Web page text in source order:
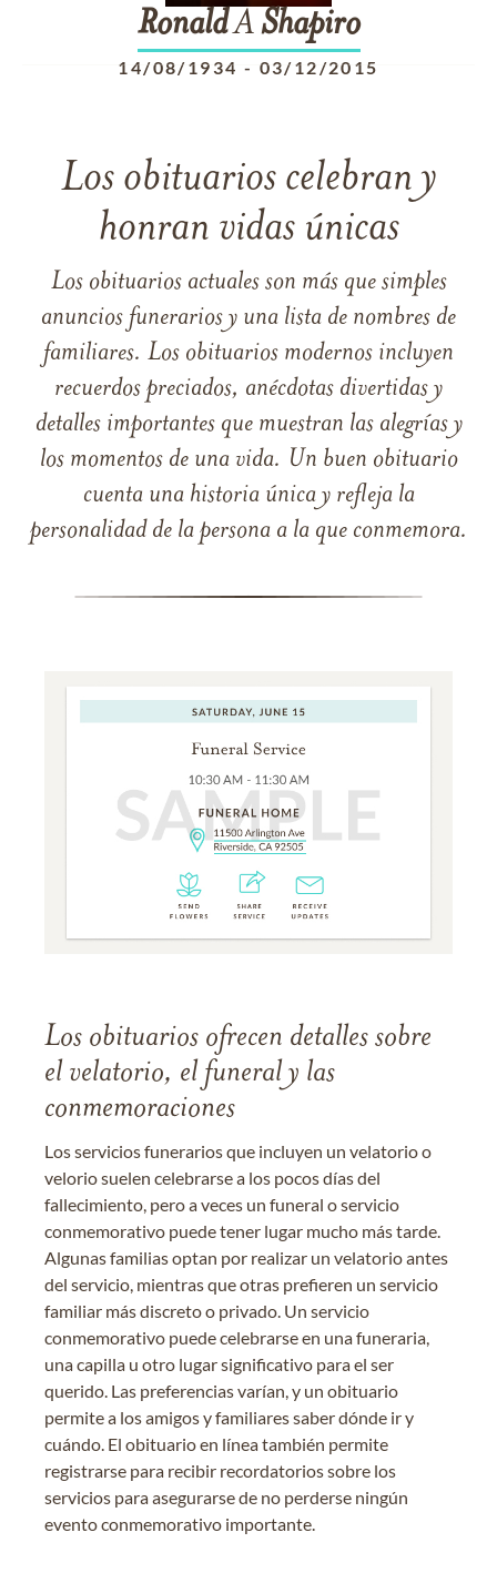
RonaldAShapiro
14/08/1934 - 03/12/2015
Los obituarios celebran y
honran vidas únicas
Los obituarios actuales son más que simples
anuncios funerarios y una lista de nombres de
familiares. Los obituarios modernos incluyen
recuerdos preciados, anécdotas divertidas y
detalles importantes que muestran las alegrías y
los momentos de una vida. Un buen obituario
cuenta una historia única y refleja la
personalidad de la persona a la que conmemora.
Los obituarios ofrecen detalles sobre
el velatorio, el funeral y las
conmemoraciones
Los servicios funerarios que incluyen un velatorio o
velorio suelen celebrarse a los pocos días del
fallecimiento, pero a veces un funeral o servicio
conmemorativo puede tener lugar mucho más tarde.
Algunas familias optan por realizar un velatorio antes
del servicio, mientras que otras prefieren un servicio
familiar más discreto o privado. Un servicio
conmemorativo puede celebrarse en una funeraria,
una capilla u otro lugar significativo para el ser
querido. Las preferencias varían, y un obituario
permite a los amigos y familiares saber dónde ir y
cuándo. El obituario en línea también permite
registrarse para recibir recordatorios sobre los
servicios para asegurarse de no perderse ningún
evento conmemorativo importante.